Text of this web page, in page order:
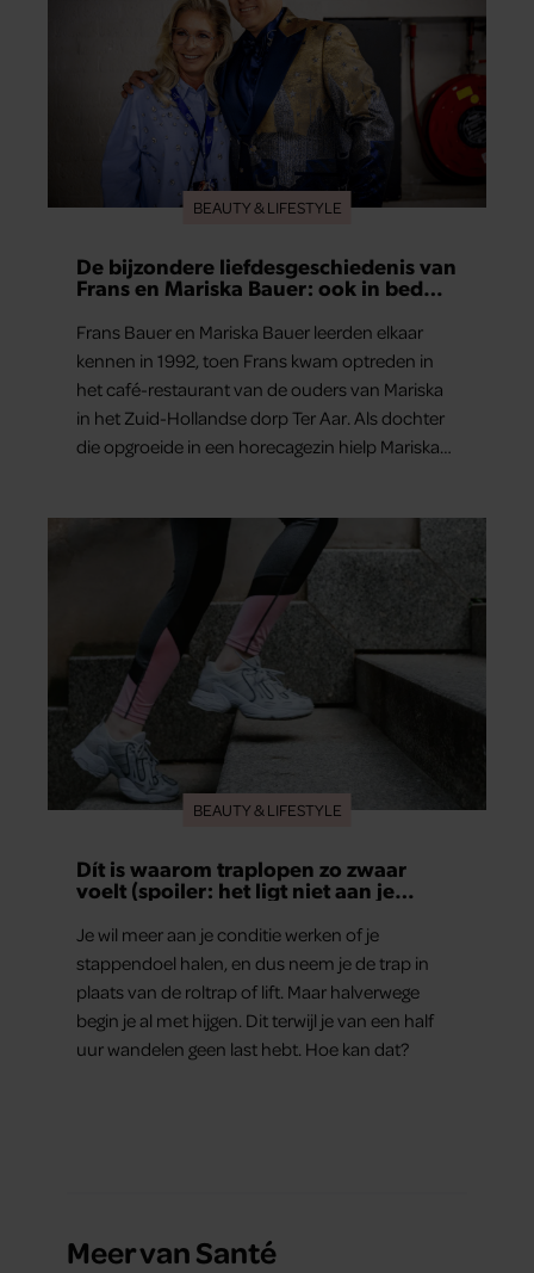
BEAUTY & LIFESTYLE
De bijzondere liefdesgeschiedenis van
Frans en Mariska Bauer: ook in bed
Frans Bauer en Mariska Bauer leerden elkaar
kennen in 1992, toen Frans kwam optreden in
het café-restaurant van de ouders van Mariska
in het Zuid-Hollandse dorp Ter Aar. Als dochter
die opgroeide in een horecagezin hielp Mariska
BEAUTY & LIFESTYLE
Dít is waarom traplopen zo zwaar
voelt (spoiler: het ligt niet aan je
Je wil meer aan je conditie werken of je
stappendoel halen, en dus neem je de trap in
plaats van de roltrap of lift. Maar halverwege
begin je al met hijgen. Dit terwijl je van een half
uur wandelen geen last hebt. Hoe kan dat?
Meer van Santé